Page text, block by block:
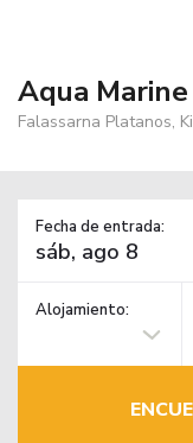
Aqua Marine
Falassarna Platanos,
Fecha de entrada:
Alojamiento: